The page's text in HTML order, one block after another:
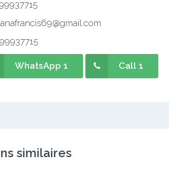
WhatsApp 1 Call 1
similaires